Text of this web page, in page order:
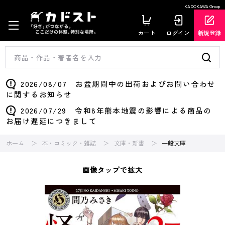
KADOKAWA Group
カート ログイン 新規登録
2026/08/07 お盆期間中の出荷およびお問い合わせ
に関するお知らせ
2026/07/29 令和8年熊本地震の影響による商品の
お届け遅延につきまして
ホーム 本・コミック・雑誌 文庫・新書 一般文庫
画像タップで拡大